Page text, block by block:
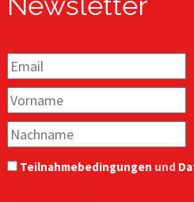
Teilnahmebedingungen und